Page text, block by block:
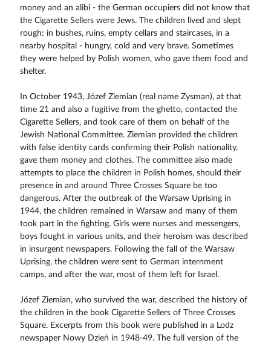
money and an alibi - the German occupiers did not know that
the Cigarette Sellers were Jews. The children lived and slept
rough: in bushes, ruins, empty cellars and staircases, in a
nearby hospital - hungry, cold and very brave. Sometimes
they were helped by Polish women, who gave them food and
shelter.
In October 1943, Józef Ziemian (real name Zysman), at that
time 21 and also a fugitive from the ghetto, contacted the
Cigarette Sellers, and took care of them on behalf of the
Jewish National Committee. Ziemian provided the children
with false identity cards confirming their Polish nationality,
gave them money and clothes. The committee also made
attempts to place the children in Polish homes, should their
presence in and around Three Crosses Square be too
dangerous. After the outbreak of the Warsaw Uprising in
1944, the children remained in Warsaw and many of them
took part in the fighting. Girls were nurses and messengers,
boys fought in various units, and their heroism was described
in insurgent newspapers. Following the fall of the Warsaw
Uprising, the children were sent to German internment
camps, and after the war, most of them left for Israel.
Józef Ziemian, who survived the war, described the history of
the children in the book Cigarette Sellers of Three Crosses
Square. Excerpts from this book were published in a Lodz
newspaper Nowy Dzień in 1948-49. The full version of the